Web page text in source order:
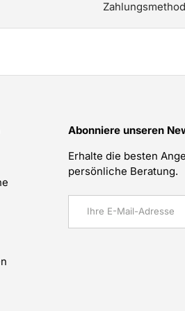
Abonniere unseren
Erhalte die besten
persönliche Beratung.